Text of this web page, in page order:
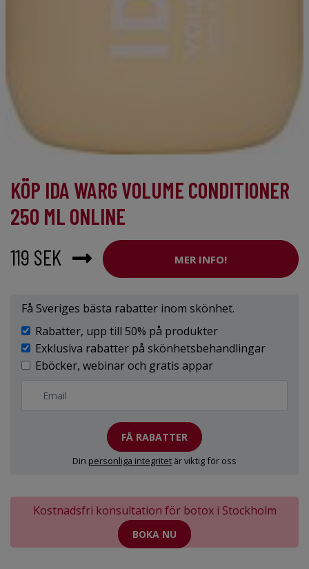
KÖP IDA WARG VOLUME CONDITIONER
250 ML ONLINE
119 SEK
MER INFO!
Få Sveriges bästa rabatter inom skönhet.
Rabatter, upp till 50% på produkter
Exklusiva rabatter på skönhetsbehandlingar
Eböcker, webinar och gratis appar
FÅ RABATTER
Din personliga integritet är viktig för oss
Kostnadsfri konsultation för botox i Stockholm
BOKA NU